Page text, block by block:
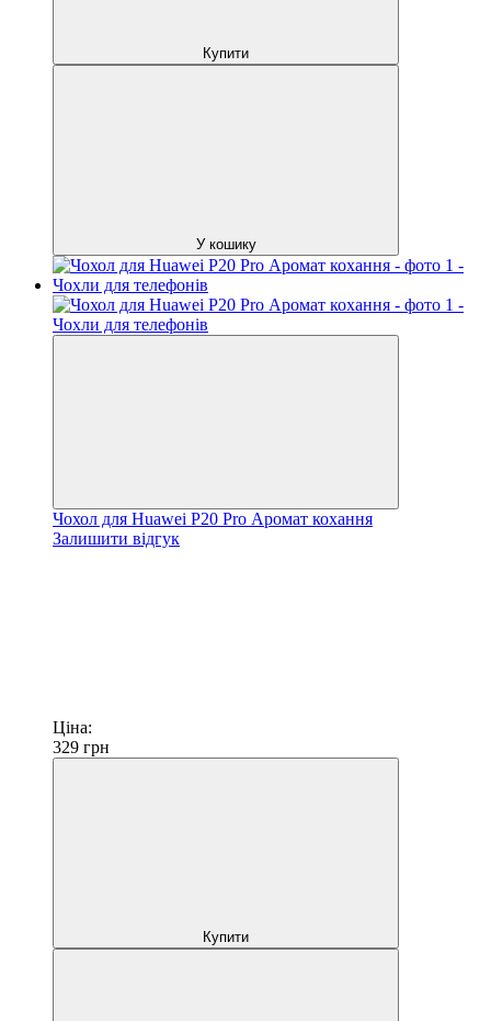
Купити
У кошику
Чохол для Huawei P20 Pro Аромат кохання
Залишити відгук
Ціна:
329 грн
Купити